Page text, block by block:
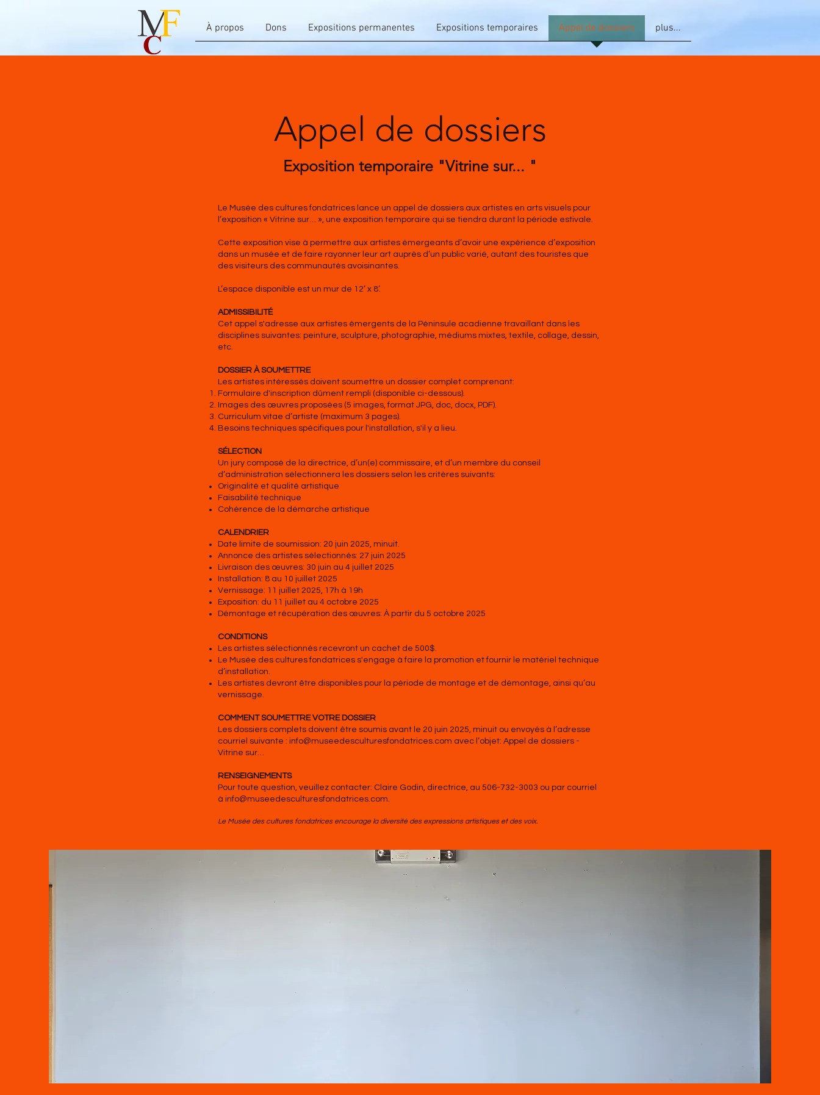
À propos Dons Expositions permanentes Expositions temporaires Appel de dossiers plus...
Appel de dossiers
Exposition temporaire "Vitrine sur... "
Le Musée des cultures fondatrices lance un appel de dossiers aux artistes en arts visuels pour
l’exposition « Vitrine sur… », une exposition temporaire qui se tiendra durant la période estivale.
Cette exposition vise à permettre aux artistes émergeants d’avoir une expérience d’exposition
dans un musée et de faire rayonner leur art auprès d’un public varié, autant des touristes que
des visiteurs des communautés avoisinantes.
L’espace disponible est un mur de 12’ x 8’.
ADMISSIBILITÉ
Cet appel s'adresse aux artistes émergents de la Péninsule acadienne travaillant dans les
disciplines suivantes: peinture, sculpture, photographie, médiums mixtes, textile, collage, dessin,
etc.
DOSSIER À SOUMETTRE
Les artistes intéressés doivent soumettre un dossier complet comprenant:
Formulaire d'inscription dûment rempli (disponible ci-dessous).
Images des œuvres proposées (5 images, format JPG, doc, docx, PDF).
Curriculum vitae d’artiste (maximum 3 pages).
Besoins techniques spécifiques pour l'installation, s'il y a lieu.
SÉLECTION
Un jury composé de la directrice, d’un(e) commissaire, et d’un membre du conseil
d’administration sélectionnera les dossiers selon les critères suivants:
Originalité et qualité artistique
Faisabilité technique
Cohérence de la démarche artistique
CALENDRIER
Date limite de soumission: 20 juin 2025, minuit.
Annonce des artistes sélectionnés: 27 juin 2025
Livraison des œuvres: 30 juin au 4 juillet 2025
Installation: 8 au 10 juillet 2025
Vernissage: 11 juillet 2025, 17h à 19h
Exposition: du 11 juillet au 4 octobre 2025
Démontage et récupération des œuvres: À partir du 5 octobre 2025
CONDITIONS
Les artistes sélectionnés recevront un cachet de 500$.
Le Musée des cultures fondatrices s'engage à faire la promotion et fournir le matériel technique
d’installation.
Les artistes devront être disponibles pour la période de montage et de démontage, ainsi qu’au
vernissage.
COMMENT SOUMETTRE VOTRE DOSSIER
Les dossiers complets doivent être soumis avant le 20 juin 2025, minuit ou envoyés à l’adresse
courriel suivante : info@museedesculturesfondatrices.com avec l’objet: Appel de dossiers -
Vitrine sur…
RENSEIGNEMENTS
Pour toute question, veuillez contacter: Claire Godin, directrice, au 506-732-3003 ou par courriel
à info@museedesculturesfondatrices.com.
Le Musée des cultures fondatrices encourage la diversité des expressions artistiques et des voix.